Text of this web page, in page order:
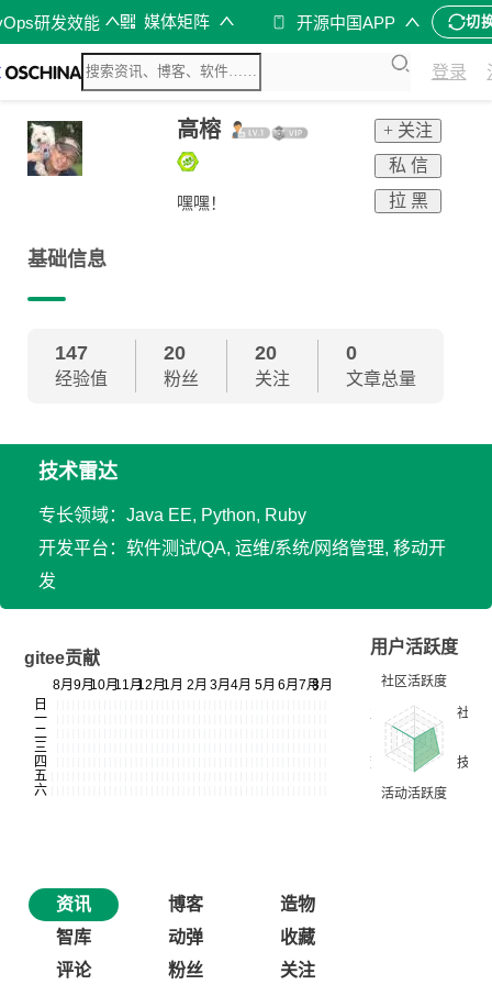
研发效能 媒体矩阵 开源中国APP 切
登录
高榕
嘿嘿！
+ 关注
私 信
拉 黑
基础信息
147
经验值
20
粉丝
20
关注
0
文章总量
技术雷达
专长领域：Java EE, Python, Ruby
开发平台：软件测试/QA, 运维/系统/网络管理, 移动开
发
gitee贡献
用户活跃度
资讯 博客
造物
智库
动弹
收藏
评论
粉丝 关注